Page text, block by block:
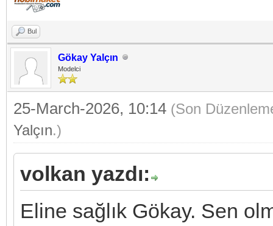
Bul
Gökay Yalçın
Modelci
25-March-2026, 10:14 (Son
Yalçın.)
volkan yazdı:
Eline sağlık Gökay. Sen